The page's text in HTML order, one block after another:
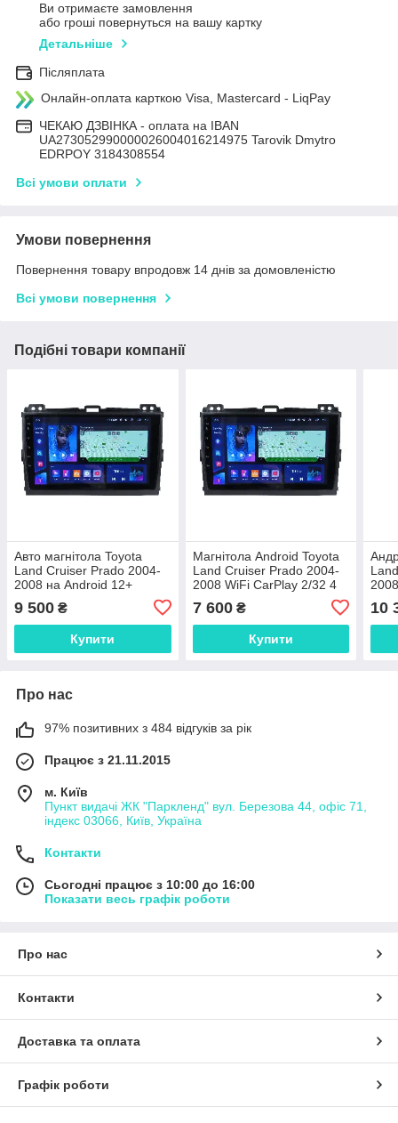
Ви отримаєте замовлення
або гроші повернуться на вашу картку
Детальніше
Післяплата
Онлайн-оплата карткою Visa, Mastercard - LiqPay
ЧЕКАЮ ДЗВІНКА - оплата на IBAN
UA273052990000026004016214975 Tarovik Dmytro
EDRPOY 3184308554
Всі умови оплати
Умови повернення
Повернення товару впродовж 14 днів за домовленістю
Всі умови повернення
Подібні товари компанії
Авто магнітола Toyota
Land Cruiser Prado 2004-
2008 на Android 12+
XyAuto
9 500 ₴
Купити
Магнітола Android Toyota
Land Cruiser Prado 2004-
2008 WiFi CarPlay 2/32 4
7 600₴
Купити
10
Про нас
97% позитивних з 484 відгуків за рік
Працює з 21.11.2015
м. Київ
Пункт видачі ЖК "Паркленд" вул. Березова 44, офіс 71,
індекс 03066, Київ, Україна
Контакти
Сьогодні працює з 10:00 до 16:00
Показати весь графік роботи
Про нас
Контакти
Доставка та оплата
Графік роботи